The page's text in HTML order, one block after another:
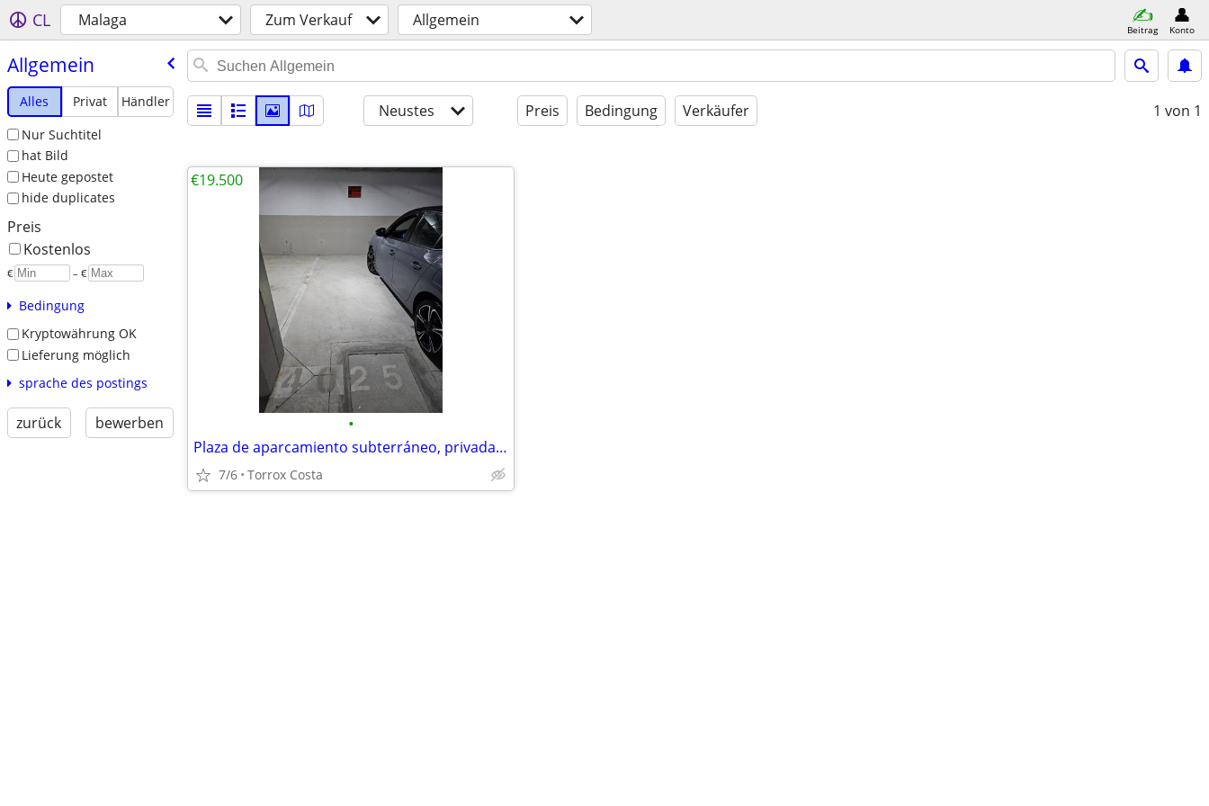
CL Malaga Zum Verkauf Allgemein Beitrag Konto
Allgemein
Alles Privat
Händler
Nur Suchtitel
hat Bild
Heute gepostet
hide duplicates
Preis
Kostenlos
€ – €
Bedingung
Kryptowährung OK
Lieferung möglich
sprache des postings
zurück bewerben
Neustes Preis Bedingung Verkäufer 1 von 1
•
Plaza de aparcamiento subterráneo, privada y segura.
7/6 Torrox Costa
€19.500